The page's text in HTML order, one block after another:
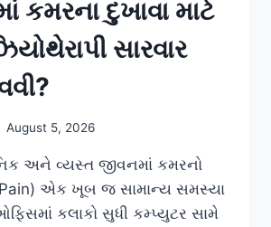
કમરના દુખાવા માટે
સારવાર
August 5, 2026
અને વ્યસ્ત જીવનમાં કમરનો
Pain) એક ખૂબ જ સામાન્ય સમસ્યા
કલાકો સુધી કમ્પ્યુટર સામે